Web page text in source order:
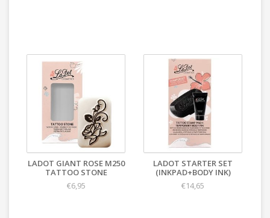
LADOT GIANT ROSE M250
TATTOO STONE
€6,95
LADOT STARTER SET
(INKPAD+BODY INK)
€14,65